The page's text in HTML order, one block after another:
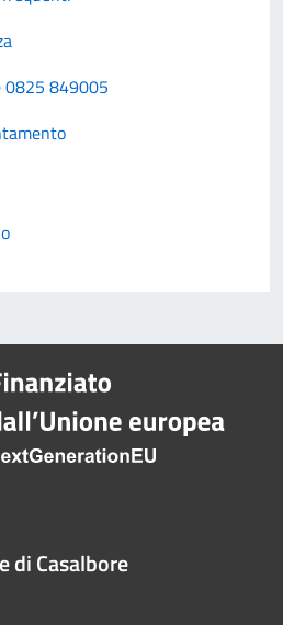
0825 849005
di Casalbore